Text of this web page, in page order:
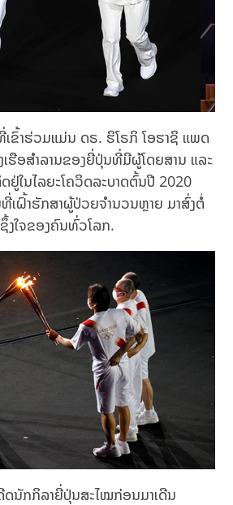
ເຂົ້າຮ່ວມແມ່ນ ດຣ. ຮິໂຣກິ ໂອຮາຊິ ແພດ
ຮືອສຳລານຂອງຍີ່ປຸ່ນທີ່ມີຜູ້ໂດຍສານ ແລະ
ຢູ່ໃນໄລຍະໂຄວິດລະບາດຕົ້ນປີ 2020
ເຝົ້າຮັກສາຜູ້ປ່ວຍຈຳນວນຫຼາຍ ມາສົ່ງຕໍ່
ໃຈຂອງຄົນທົ່ວໂລກ.
ນັກກິລາຍີ່ປຸ່ນສະໄໝກ່ອນມາເດີນ